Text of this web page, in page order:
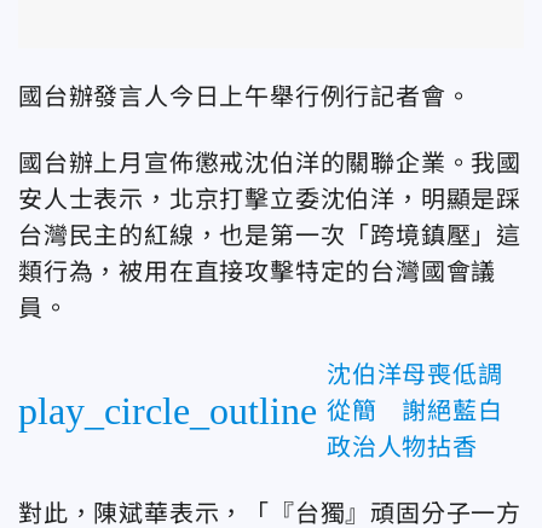
國台辦發言人今日上午舉行例行記者會。
國台辦上月宣佈懲戒沈伯洋的關聯企業。我國
安人士表示，北京打擊立委沈伯洋，明顯是踩
台灣民主的紅線，也是第一次「跨境鎮壓」這
類行為，被用在直接攻擊特定的台灣國會議
員。
play_circle_outline
沈伯洋母喪低調
從簡 謝絕藍白
政治人物拈香
對此，陳斌華表示，「『台獨』頑固分子一方